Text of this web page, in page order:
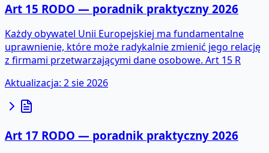
Art 15 RODO — poradnik praktyczny 2026
Każdy obywatel Unii Europejskiej ma fundamentalne
uprawnienie, które może radykalnie zmienić jego relację
z firmami przetwarzającymi dane osobowe. Art 15 R
Aktualizacja: 2 sie 2026
Art 17 RODO — poradnik praktyczny 2026